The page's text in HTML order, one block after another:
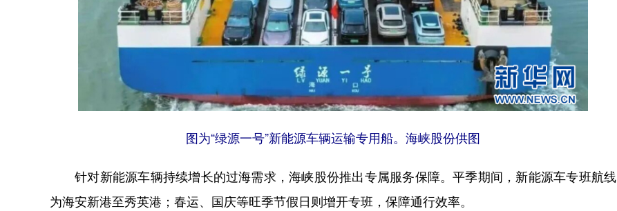
图为“绿源一号”新能源车辆运输专用船。海峡股份供图
针对新能源车辆持续增长的过海需求，海峡股份推出专属服务保障。平季期间，新能源车专班航线
为海安新港至秀英港；春运、国庆等旺季节假日则增开专班，保障通行效率。